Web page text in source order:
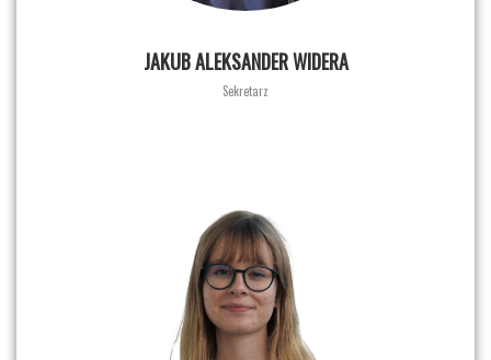
JAKUB ALEKSANDER WIDERA
Sekretarz